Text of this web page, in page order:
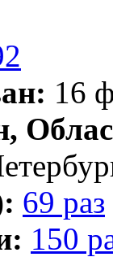
16
69 раз
150